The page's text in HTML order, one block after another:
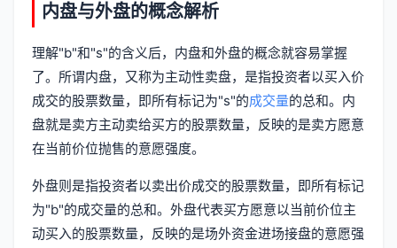
内盘与外盘的概念解析
理解"b"和"s"的含义后，内盘和外盘的概念就容易掌握
了。所谓内盘，又称为主动性卖盘，是指投资者以买入价
成交的股票数量，即所有标记为"s"的成交量的总和。内
盘就是卖方主动卖给买方的股票数量，反映的是卖方愿意
在当前价位抛售的意愿强度。
外盘则是指投资者以卖出价成交的股票数量，即所有标记
为"b"的成交量的总和。外盘代表买方愿意以当前价位主
动买入的股票数量，反映的是场外资金进场接盘的意愿强